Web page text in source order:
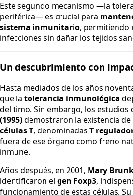
Este segundo mecanismo —la
periférica— es crucial para
sistema inmunitario, permitiendo
infecciones sin dañar los tejidos
Un descubrimiento con
Hasta mediados de los años
que la tolerancia inmunológica
del timo. Sin embargo, los estudios
(1995)demostraron la existencia de
células T, denominadas T
fuera de ese órgano como freno
inmune.
Años después, en 2001, Mary
identificaron el gen Foxp3,
funcionamiento de estas células.